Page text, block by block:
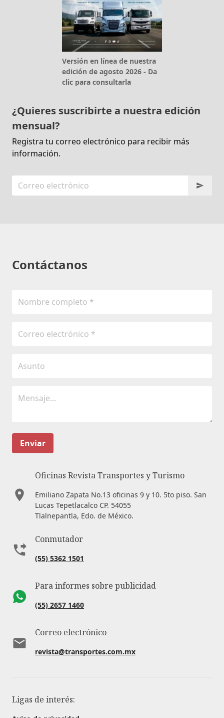
Versión en línea de nuestra
edición de agosto 2026 - Da
clic para consultarla
¿Quieres suscribirte a nuestra edición
mensual?
Registra tu correo electrónico para recibir más
información.
Contáctanos
Enviar
Oficinas Revista Transportes y Turismo
Emiliano Zapata No.13 oficinas 9 y 10. 5to piso. San
Lucas Tepetlacalco CP. 54055
Tlalnepantla, Edo. de México.
Conmutador
(55) 5362 1501
Para informes sobre publicidad
(55) 2657 1460
Correo electrónico
revista@transportes.com.mx
Ligas de interés: